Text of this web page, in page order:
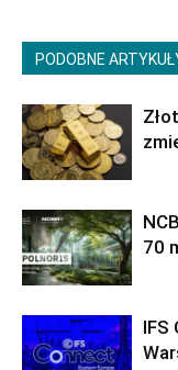
PODOBNE
70
IFS